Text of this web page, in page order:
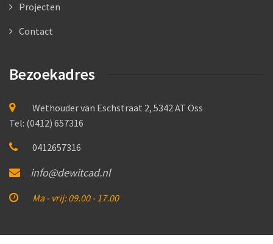
Projecten
Contact
Bezoekadres
Wethouder van Eschstraat 2, 5342 AT Oss
Tel: (0412) 657316
0412657316
info@dewitcad.nl
Ma - vrij: 09.00 - 17.00